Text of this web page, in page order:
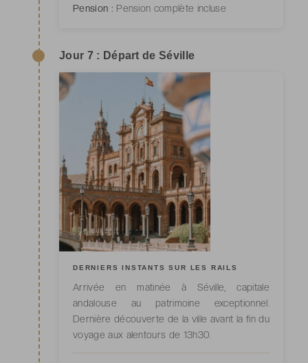
Pension : Pension complète incluse
Jour 7 : Départ de Séville
DERNIERS INSTANTS SUR LES RAILS
Arrivée en matinée à Séville, capitale
andalouse au patrimoine exceptionnel.
Dernière découverte de la ville avant la fin du
voyage aux alentours de 13h30.